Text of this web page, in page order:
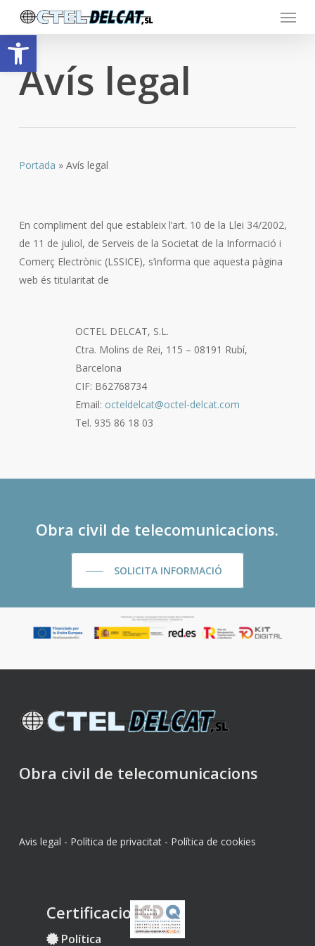
Obre la barra d'eines
main
content
Menu
Avís legal
Portada » Avís legal
En compliment del que estableix l’art. 10 de la Llei 34/2002,
de 11 de juliol, de Serveis de la Societat de la Informació i
Comerç Electrònic (LSSICE), s’informa que aquesta pàgina
web és titularitat de
OCTEL DELCAT, S.L.
Ctra. Molins de Rei, 115 – 08191 Rubí,
Barcelona
CIF: B62768734
Email: octeldelcat@octel-delcat.com
Tel. 935 86 18 03
Obra civil de telecomunicacions.
SOLICITA INFORMACIÓ
Obra civil de telecomunicacions
Avis legal - Política de privacitat- Política de cookies
Certificacions
Política